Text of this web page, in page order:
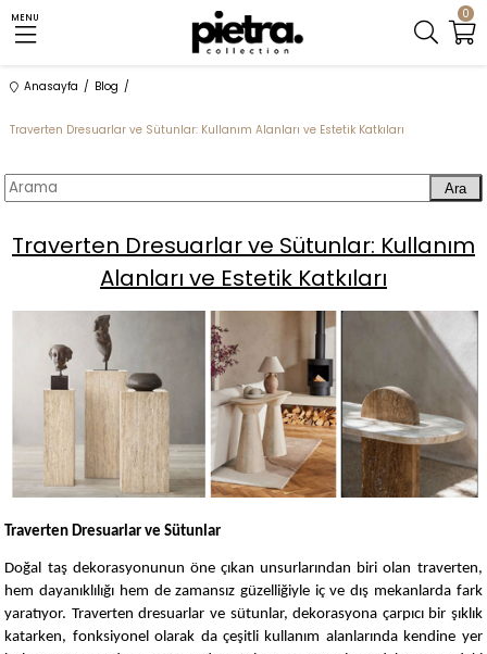
0
MENU
Anasayfa Blog
Traverten Dresuarlar ve Sütunlar: Kullanım Alanları ve Estetik Katkıları
Ara
Traverten Dresuarlar ve Sütunlar: Kullanım
Alanları ve Estetik Katkıları
Traverten Dresuarlar ve Sütunlar
Doğal taş dekorasyonunun öne çıkan unsurlarından biri olan traverten,
hem dayanıklılığı hem de zamansız güzelliğiyle iç ve dış mekanlarda fark
yaratıyor. Traverten dresuarlar ve sütunlar, dekorasyona çarpıcı bir şıklık
katarken, fonksiyonel olarak da çeşitli kullanım alanlarında kendine yer